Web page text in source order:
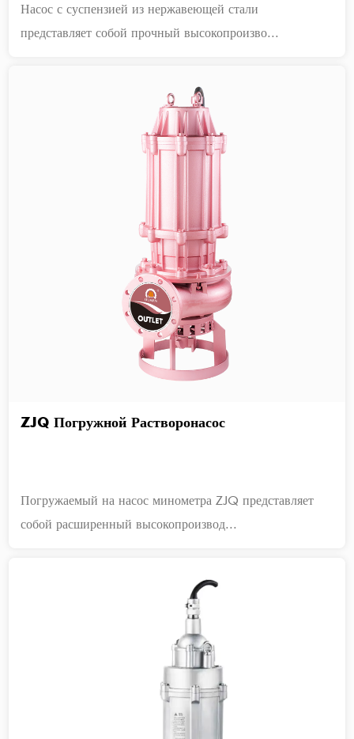
Насос с суспензией из нержавеющей стали
представляет собой прочный высокопроизво...
ZJQ Погружной Растворонасос
Погружаемый на насос минометра ZJQ представляет
собой расширенный высокопроизвод...